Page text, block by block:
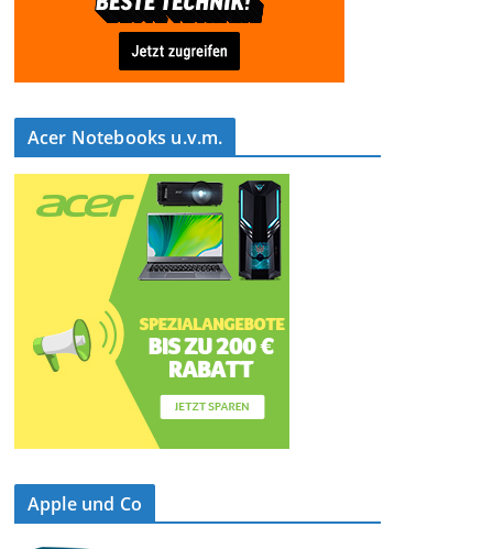
Acer Notebooks u.v.m.
Apple und Co